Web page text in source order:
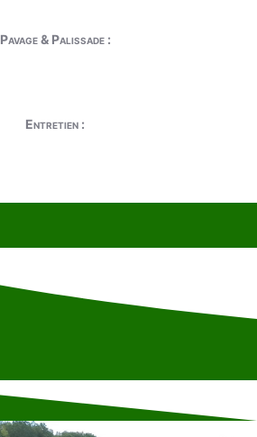
Pavage & Palissade :
Entretien :